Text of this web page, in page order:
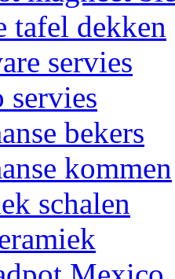
tafel dekken
servies
servies
bekers
kommen
schalen